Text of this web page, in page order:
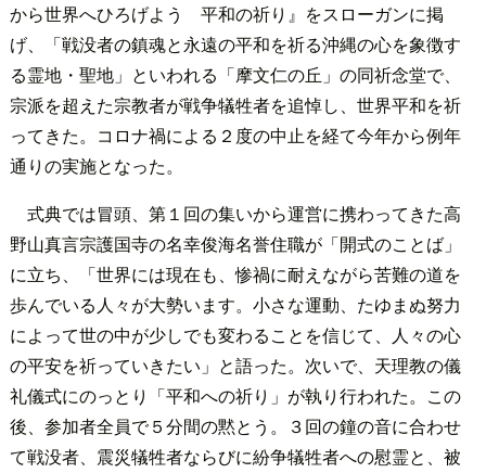
から世界へひろげよう 平和の祈り』をスローガンに掲
げ、「戦没者の鎮魂と永遠の平和を祈る沖縄の心を象徴す
る霊地・聖地」といわれる「摩文仁の丘」の同祈念堂で、
宗派を超えた宗教者が戦争犠牲者を追悼し、世界平和を祈
ってきた。コロナ禍による２度の中止を経て今年から例年
通りの実施となった。
式典では冒頭、第１回の集いから運営に携わってきた高
野山真言宗護国寺の名幸俊海名誉住職が「開式のことば」
に立ち、「世界には現在も、惨禍に耐えながら苦難の道を
歩んでいる人々が大勢います。小さな運動、たゆまぬ努力
によって世の中が少しでも変わることを信じて、人々の心
の平安を祈っていきたい」と語った。次いで、天理教の儀
礼儀式にのっとり「平和への祈り」が執り行われた。この
後、参加者全員で５分間の黙とう。３回の鐘の音に合わせ
て戦没者、震災犠牲者ならびに紛争犠牲者への慰霊と、被